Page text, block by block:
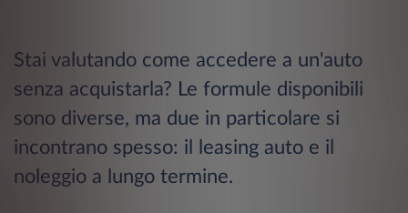
Stai valutando come accedere a un'auto
senza acquistarla? Le formule disponibili
sono diverse, ma due in particolare si
incontrano spesso: il leasing auto e il
noleggio a lungo termine.